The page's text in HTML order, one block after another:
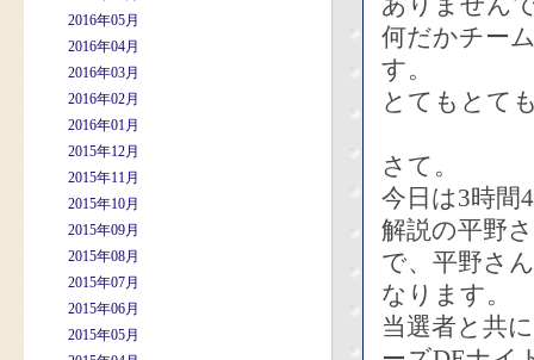
2016年05月
2016年04月
2016年03月
2016年02月
2016年01月
2015年12月
2015年11月
2015年10月
2015年09月
2015年08月
2015年07月
2015年06月
2015年05月
何だかチー
す。
とてもとて
さて。
今日は3時間
解説の平野
で、平野さ
なります。
当選者と共